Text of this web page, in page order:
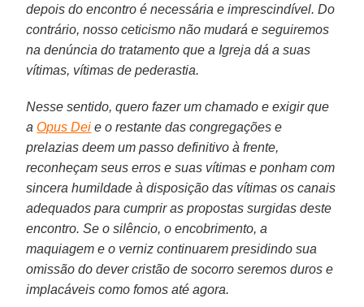
depois do encontro é necessária e imprescindível. Do
contrário, nosso ceticismo não mudará e seguiremos
na denúncia do tratamento que a Igreja dá a suas
vítimas, vítimas de pederastia.
Nesse sentido, quero fazer um chamado e exigir que
aOpus Dei e o restante das congregações e
prelazias deem um passo definitivo à frente,
reconheçam seus erros e suas vítimas e ponham com
sincera humildade à disposição das vítimas os canais
adequados para cumprir as propostas surgidas deste
encontro. Se o silêncio, o encobrimento, a
maquiagem e o verniz continuarem presidindo sua
omissão do dever cristão de socorro seremos duros e
implacáveis como fomos até agora.